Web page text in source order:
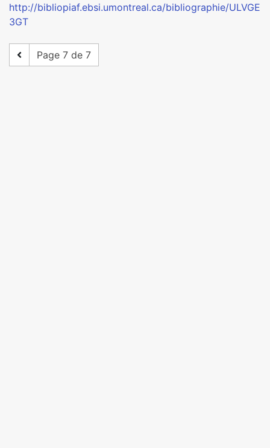
http://bibliopiaf.ebsi.umontreal.ca/bibliographie/ULVGE
3GT
Page 7 de 7